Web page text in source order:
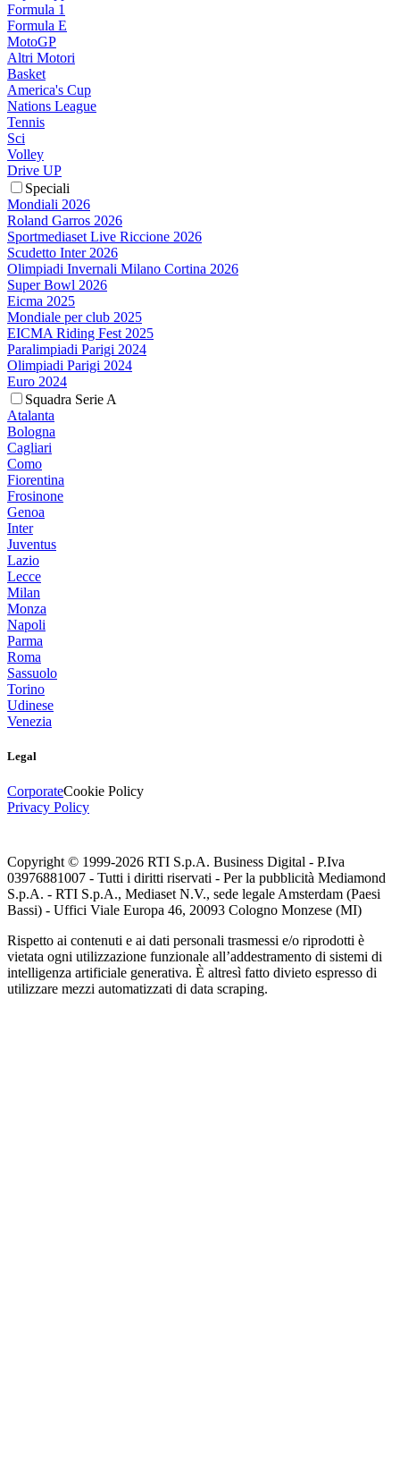
Formula 1
Formula E
MotoGP
Altri Motori
Basket
America's Cup
Nations League
Tennis
Sci
Volley
Drive UP
Speciali
Mondiali 2026
Roland Garros 2026
Sportmediaset Live Riccione 2026
Scudetto Inter 2026
Olimpiadi Invernali Milano Cortina 2026
Super Bowl 2026
Eicma 2025
Mondiale per club 2025
EICMA Riding Fest 2025
Paralimpiadi Parigi 2024
Olimpiadi Parigi 2024
Euro 2024
Squadra Serie A
Atalanta
Bologna
Cagliari
Como
Fiorentina
Frosinone
Genoa
Inter
Juventus
Lazio
Lecce
Milan
Monza
Napoli
Parma
Roma
Sassuolo
Torino
Udinese
Venezia
Legal
CorporateCookie Policy
Privacy Policy
Copyright © 1999-2026 RTI S.p.A. Business Digital - P.Iva
03976881007 - Tutti i diritti riservati - Per la pubblicità Mediamond
S.p.A. - RTI S.p.A., Mediaset N.V., sede legale Amsterdam (Paesi
Bassi) - Uffici Viale Europa 46, 20093 Cologno Monzese (MI)
Rispetto ai contenuti e ai dati personali trasmessi e/o riprodotti è
vietata ogni utilizzazione funzionale all’addestramento di sistemi di
intelligenza artificiale generativa. È altresì fatto divieto espresso di
utilizzare mezzi automatizzati di data scraping.